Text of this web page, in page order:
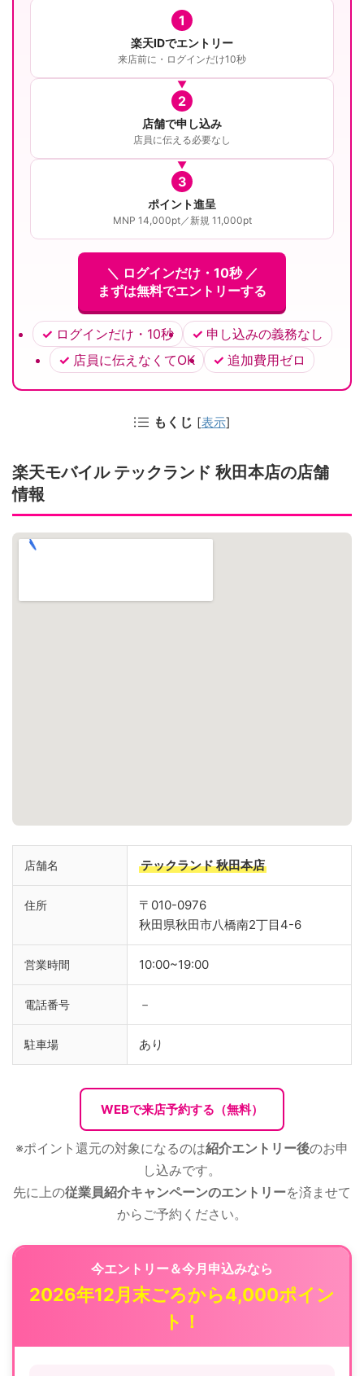
1
楽天IDでエントリー
来店前に・ログインだけ10秒
2
店舗で申し込み
店員に伝える必要なし
3
ポイント進呈
MNP 14,000pt／新規 11,000pt
＼ ログインだけ・10秒 ／
まずは無料でエントリーする
ログインだけ・10秒
申し込みの義務なし
店員に伝えなくてOK
追加費用ゼロ
もくじ [表示]
楽天モバイル テックランド 秋田本店の店舗
情報
店舗名 テックランド 秋田本店
住所
〒010-0976
秋田県秋田市八橋南2丁目4-6
営業時間 10:00~19:00
電話番号 －
駐車場 あり
WEBで来店予約する（無料）
※ポイント還元の対象になるのは紹介エントリー後のお申
し込みです。
先に上の従業員紹介キャンペーンのエントリーを済ませて
からご予約ください。
今エントリー＆今月申込みなら
2026年12月末ごろから4,000ポイン
ト！